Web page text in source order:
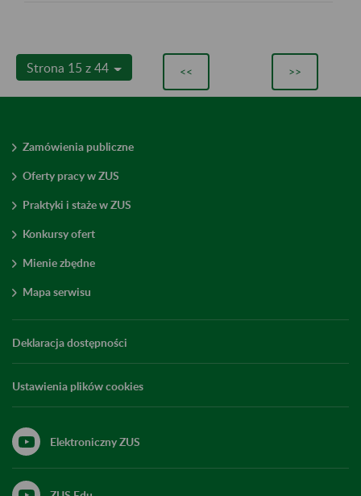
Strona 15 z 44 << >>
Zamówienia publiczne
Oferty pracy w ZUS
Praktyki i staże w ZUS
Konkursy ofert
Mienie zbędne
Mapa serwisu
Deklaracja dostępności
Ustawienia plików cookies
Elektroniczny ZUS